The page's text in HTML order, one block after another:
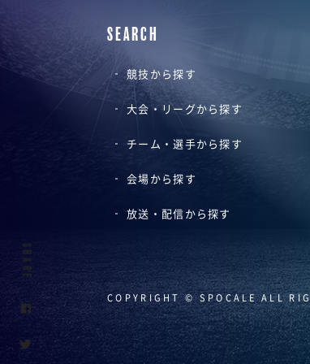
SEARCH
競技から探す
大会・リーグから探す
チーム・選手から探す
会場から探す
放送・配信から探す
COPYRIGHT © SPOCALE ALL
SHARE